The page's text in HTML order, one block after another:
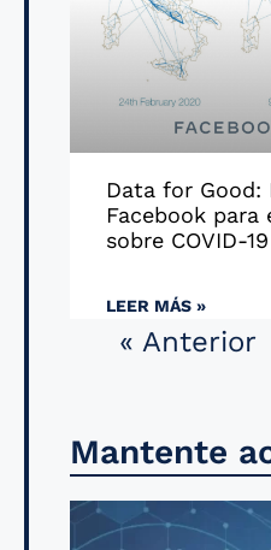
Data for
Facebook
sobre COVID-19
LEER MÁS »
« Anterior
Mantente